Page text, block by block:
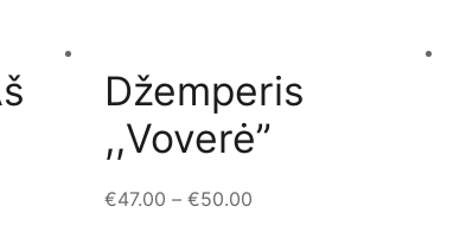
Džemperis
,,Voverė”
€47.00 – €50.00